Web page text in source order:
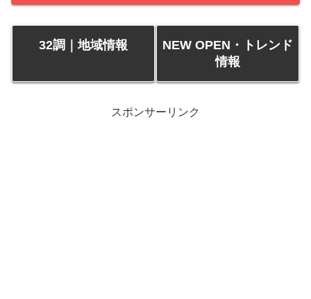
32調｜地域情報
NEW OPEN・トレンド
情報
スポンサーリンク